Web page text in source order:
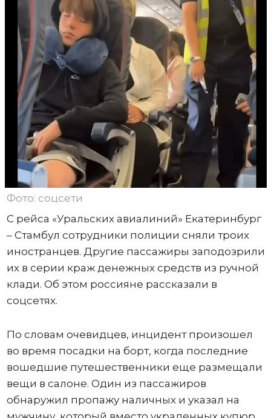
Фото: соцсети
С рейса «Уральских авиалиний» Екатеринбург
– Стамбул сотрудники полиции сняли троих
иностранцев. Другие пассажиры заподозрили
их в серии краж денежных средств из ручной
клади. Об этом россияне рассказали в
соцсетях.
По словам очевидцев, инцидент произошел
во время посадки на борт, когда последние
вошедшие путешественники еще размещали
вещи в салоне. Один из пассажиров
обнаружил пропажу наличных и указал на